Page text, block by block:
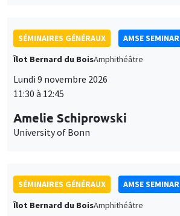
SÉMINAIRES GÉNÉRAUX
AMSE SEMINAR
Îlot Bernard du BoisAmphithéâtre
Lundi 9 novembre 2026
11:30 à 12:45
Amelie Schiprowski
University of Bonn
SÉMINAIRES GÉNÉRAUX
AMSE SEMINAR
Îlot Bernard du BoisAmphithéâtre